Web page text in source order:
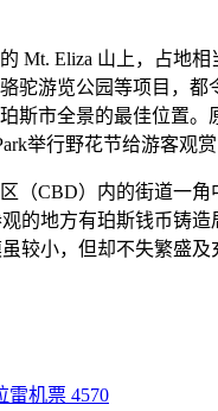
Mt. Eliza 山上，占地
驼游览公园等项目，都
斯市全景的最佳位置。
举行野花节给游客观
（CBD）内的街道一角
的地方有珀斯钱币铸造
较小，但却不失繁盛及
雷机票 4570